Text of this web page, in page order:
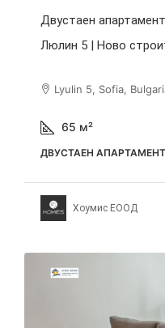
Двустаен
Люлин 5 | Ново
Lyulin 5, Sofia,
65 м²
ДВУСТАЕН
Хоумис ЕООД